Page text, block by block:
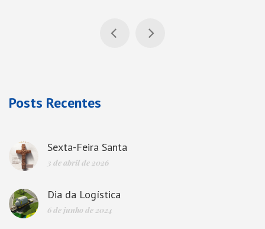
Posts Recentes
Sexta-Feira Santa
3 de abril de 2026
Dia da Logística
6 de junho de 2024